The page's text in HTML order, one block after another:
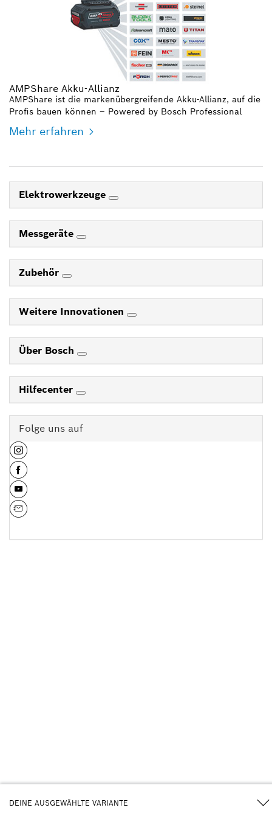
DEINE AUSGEWÄHLTE VARIANTE
AMPShare Akku-Allianz
AMPShare ist die markenübergreifende Akku-Allianz, auf die
Profis bauen können – Powered by Bosch Professional
Mehr erfahren
Elektrowerkzeuge
Messgeräte
Zubehör
Weitere Innovationen
Über Bosch
Hilfecenter
Folge uns auf